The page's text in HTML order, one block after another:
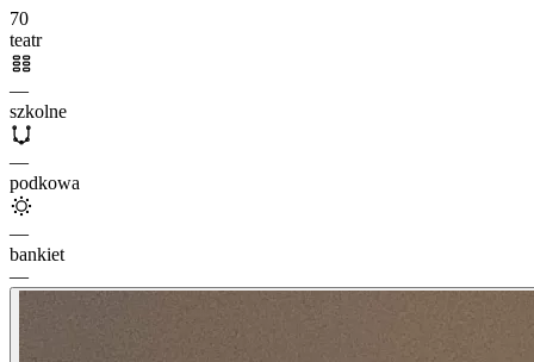
70
teatr
—
szkolne
—
podkowa
—
bankiet
—